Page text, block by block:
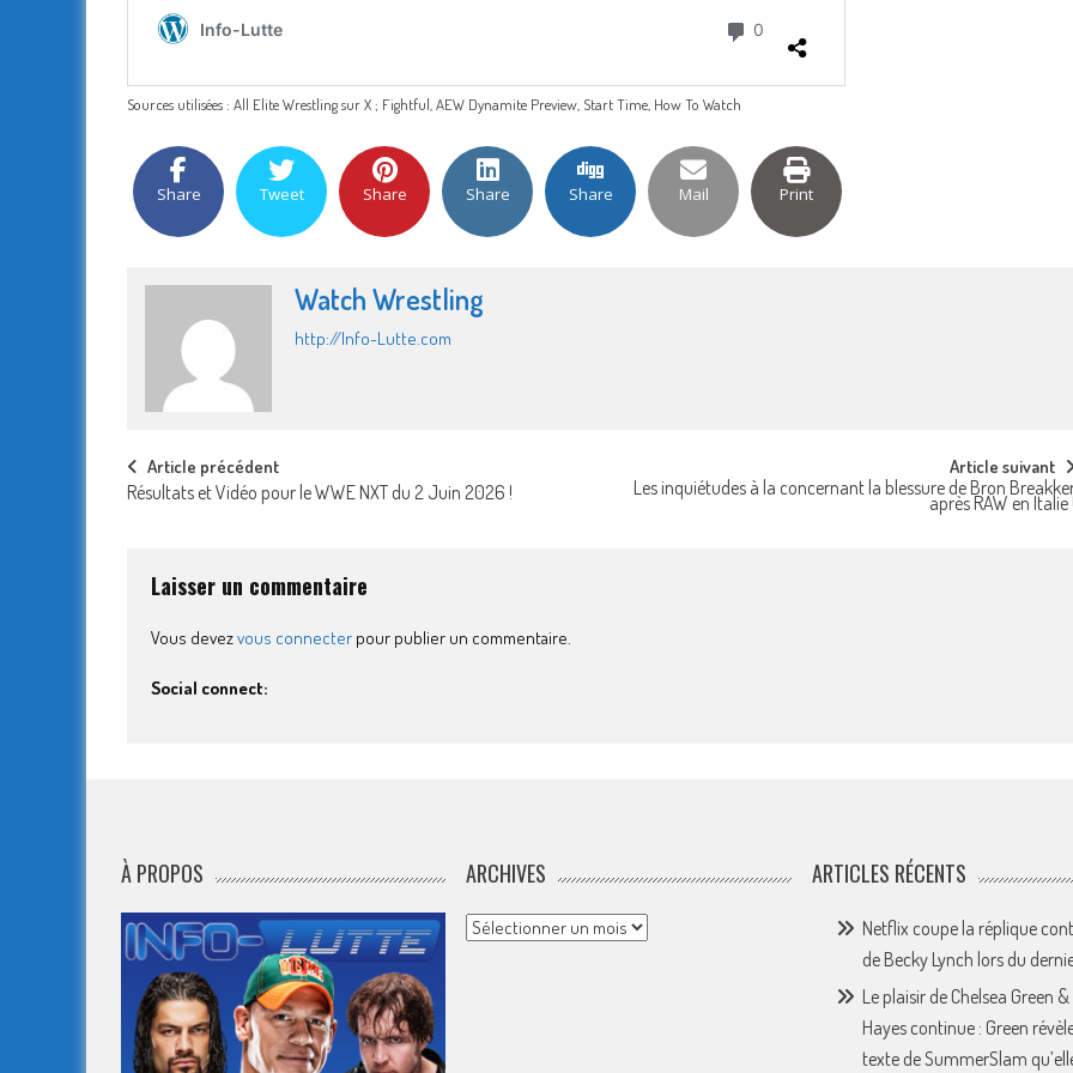
Sources utilisées : All Elite Wrestling sur X ; Fightful, AEW Dynamite Preview, Start Time, How To Watch
Share Tweet Share Share Share Mail Print
Watch Wrestling
http://Info-Lutte.com
Post
Article précédent
Résultats et Vidéo pour le WWE NXT du 2 Juin 2026 !
Article suivant
Les inquiétudes à la concernant la blessure de Bron
après RAW en Italie
Laisser un commentaire
Vous devezvous connecter pour publier un commentaire.
Social connect:
À PROPOS ARCHIVES
Archives
ARTICLES RÉCENTS
Netflix coupe la réplique
de Becky Lynch lors du
Le plaisir de Chelsea Green
Hayes continue : Green
texte de SummerSlam